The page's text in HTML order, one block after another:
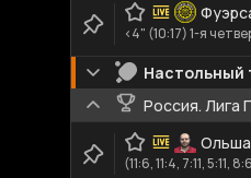
<4" (10:17) 1-я
Настольный
Россия. Лига
(11:6, 11:4, 7:11, 5:11,